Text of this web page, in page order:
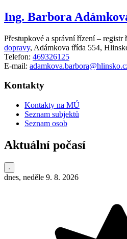
Ing. Barbora
Přestupkové a správní řízení –
dopravy, Adámkova třída 554,
Telefon: 469326125
E-mail:
Kontakty
Kontakty na MÚ
Seznam subjektů
Seznam osob
Aktuální počasí
dnes, neděle 9. 8. 2026